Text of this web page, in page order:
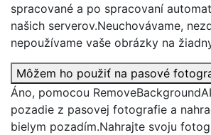
spracované a po spracovaní
našich serverov.Neuchovávame,
nepoužívame vaše obrázky na
Môžem ho použiť na pasové
Áno, pomocou
pozadie z pasovej fotografie a
bielym pozadím.Nahrajte svoju